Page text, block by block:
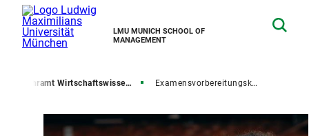
LMU MUNICH SCHOOL OF
MANAGEMENT
Lehramt Wirtschaftswissenschaften Examensvorbereitungskurs ABWL